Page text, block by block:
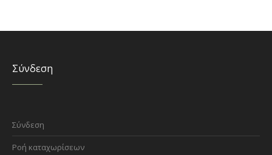
Σύνδεση
Σύνδεση
Ροή καταχωρίσεων